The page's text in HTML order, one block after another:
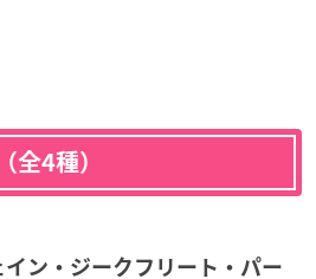
全4種）
ン・ジークフリート・パー